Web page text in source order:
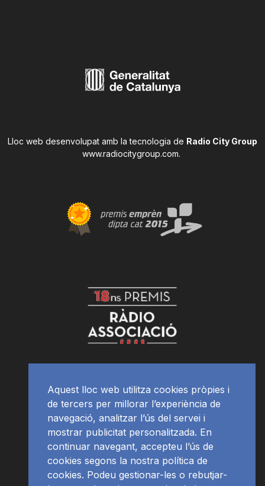
Lloc web desenvolupat amb la tecnologia de Radio City Group
www.radiocitygroup.com.
Aquest lloc web utilitza cookies pròpies i
de tercers per millorar l’experiència de
navegació, analitzar l’ús del servei i
mostrar publicitat personalitzada. En
continuar navegant, accepteu l’ús de
cookies segons la nostra política de
cookies. Podeu gestionar-les o rebutjar-